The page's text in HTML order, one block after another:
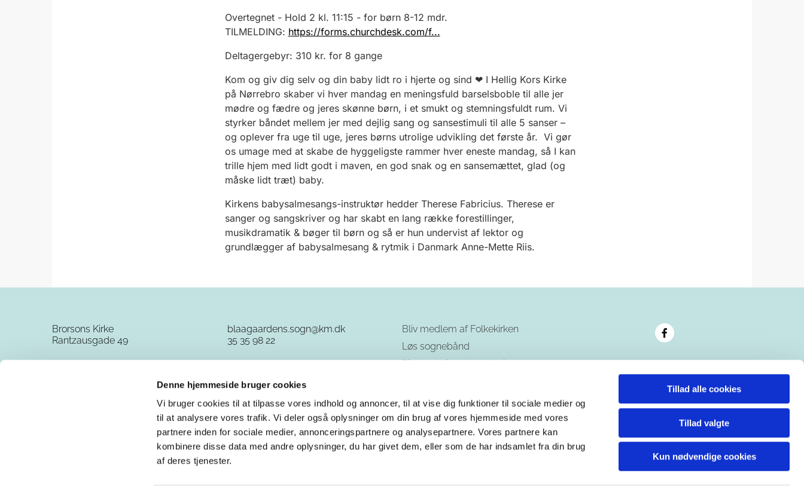
Denne hjemmeside bruger cookies
Vi bruger cookies til at tilpasse vores indhold og annoncer, til at vise dig funktioner til sociale medier og
til at analysere vores trafik. Vi deler også oplysninger om din brug af vores hjemmeside med vores
partnere inden for sociale medier, annonceringspartnere og analysepartnere. Vores partnere kan
kombinere disse data med andre oplysninger, du har givet dem, eller som de har indsamlet fra din brug
af deres tjenester.
Tillad alle cookies
Tillad valgte
Kun nødvendige cookies
Overtegnet - Hold 2 kl. 11:15 - for børn 8-12 mdr.
TILMELDING: https://forms.churchdesk.com/f...
Deltagergebyr: 310 kr. for 8 gange
Kom og giv dig selv og din baby lidt ro i hjerte og sind ❤I Hellig Kors Kirke
på Nørrebro skaber vi hver mandag en meningsfuld barselsboble til alle jer
mødre og fædre og jeres skønne børn, i et smukt og stemningsfuldt rum. Vi
styrker båndet mellem jer med dejlig sang og sansestimuli til alle 5 sanser –
og oplever fra uge til uge, jeres børns utrolige udvikling det første år. Vi gør
os umage med at skabe de hyggeligste rammer hver eneste mandag, så I kan
trille hjem med lidt godt i maven, en god snak og en sansemættet, glad (og
måske lidt træt) baby.
Kirkens babysalmesangs-instruktør hedder Therese Fabricius. Therese er
sanger og sangskriver og har skabt en lang række forestillinger,
musikdramatik & bøger til børn og så er hun undervist af lektor og
grundlægger af babysalmesang & rytmik i Danmark Anne-Mette Riis.
Brorsons Kirke
Rantzausgade 49
blaagaardens.sogn@km.dk
35 35 98 22
Bliv medlem af Folkekirken
Løs sognebånd
Tilgængelighedserklæring
Privatlivspolitik Log på ChurchDesk